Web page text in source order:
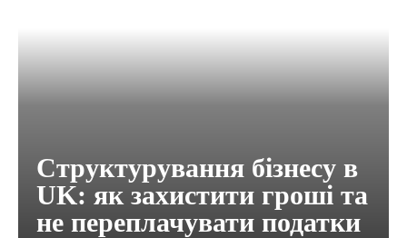
Структурування бізнесу в
UK: як захистити гроші та
не переплачувати податки